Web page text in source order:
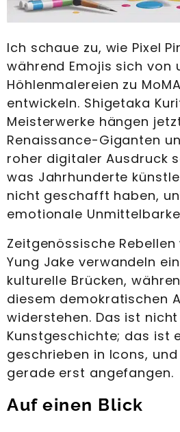
Ich schaue zu, wie Pixel
während Emojis sich von
Höhlenmalereien zu
entwickeln. Shigetaka
Meisterwerke hängen
Renaissance-Giganten
roher digitaler Ausdruck
was Jahrhunderte
nicht geschafft haben,
emotionale
Zeitgenössische Rebellen
Yung Jake verwandeln
kulturelle Brücken,
diesem demokratischen
widerstehen. Das ist
Kunstgeschichte; das ist
geschrieben in Icons,
gerade erst angefangen.
Auf einen Blick